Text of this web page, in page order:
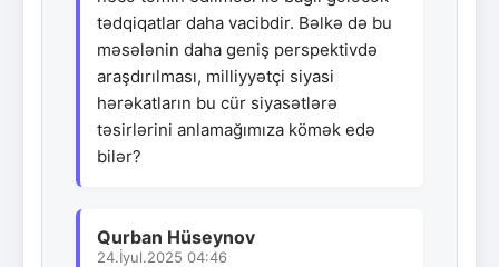
tədqiqatlar daha vacibdir. Bəlkə də bu
məsələnin daha geniş perspektivdə
araşdırılması, milliyyətçi siyasi
hərəkatların bu cür siyasətlərə
təsirlərini anlamağımıza kömək edə
bilər?
Qurban Hüseynov
24.İyul.2025 04:46